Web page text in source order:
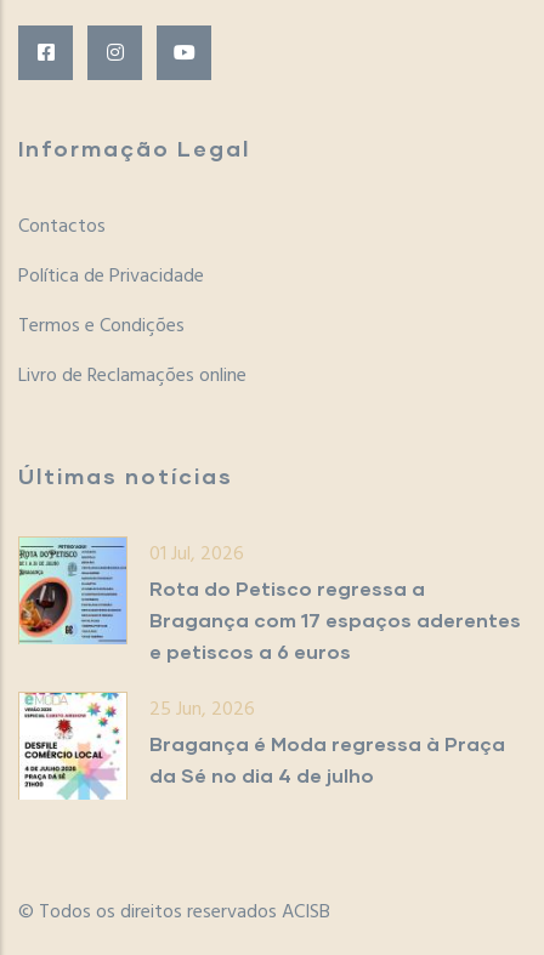
Informação Legal
Contactos
Política de Privacidade
Termos e Condições
Livro de Reclamações online
Últimas notícias
01 Jul, 2026
Rota do Petisco regressa a
Bragança com 17 espaços aderentes
e petiscos a 6 euros
25 Jun, 2026
Bragança é Moda regressa à Praça
da Sé no dia 4 de julho
© Todos os direitos reservados ACISB